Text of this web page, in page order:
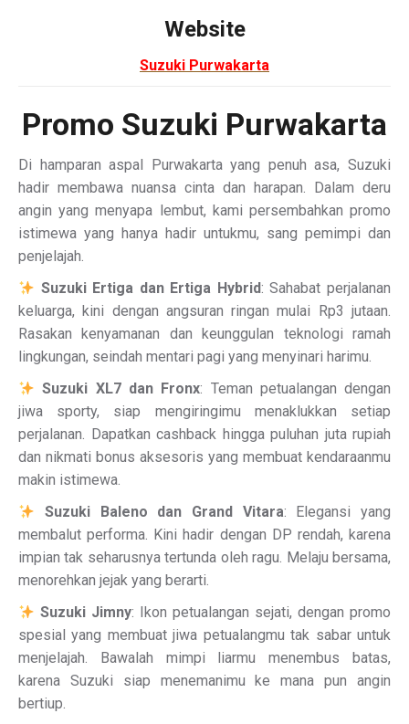
Website
Suzuki Purwakarta
Promo Suzuki Purwakarta
Di hamparan aspal Purwakarta yang penuh asa, Suzuki
hadir membawa nuansa cinta dan harapan. Dalam deru
angin yang menyapa lembut, kami persembahkan promo
istimewa yang hanya hadir untukmu, sang pemimpi dan
penjelajah.
Suzuki Ertiga dan Ertiga Hybrid: Sahabat perjalanan
keluarga, kini dengan angsuran ringan mulai Rp3 jutaan.
Rasakan kenyamanan dan keunggulan teknologi ramah
lingkungan, seindah mentari pagi yang menyinari harimu.
Suzuki XL7 dan Fronx: Teman petualangan dengan
jiwa sporty, siap mengiringimu menaklukkan setiap
perjalanan. Dapatkan cashback hingga puluhan juta rupiah
dan nikmati bonus aksesoris yang membuat kendaraanmu
makin istimewa.
Suzuki Baleno dan Grand Vitara: Elegansi yang
membalut performa. Kini hadir dengan DP rendah, karena
impian tak seharusnya tertunda oleh ragu. Melaju bersama,
menorehkan jejak yang berarti.
Suzuki Jimny: Ikon petualangan sejati, dengan promo
spesial yang membuat jiwa petualangmu tak sabar untuk
menjelajah. Bawalah mimpi liarmu menembus batas,
karena Suzuki siap menemanimu ke mana pun angin
bertiup.